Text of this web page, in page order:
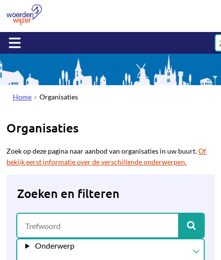
Home Organisaties
Organisaties
Zoek op deze pagina naar aanbod van organisaties in uw buurt.Of
bekijk eerst informatie over de verschillende onderwerpen.
Zoeken en filteren
Onderwerp